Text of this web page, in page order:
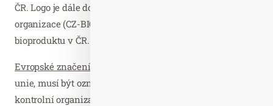
ČR. Logo je dále doplněno o číselný kód kontrolní
organizace (CZ-BIO-xxx), která provedla certifikaci
bioproduktu v ČR.
Evropské značení:
unie, musí být označen biolistem, číselným kódem
kontrolní organizace a také informací o původu surovin.